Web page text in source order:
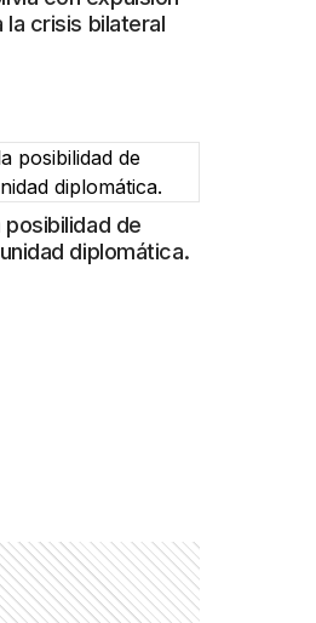
crisis bilateral
posibilidad de
diplomática.